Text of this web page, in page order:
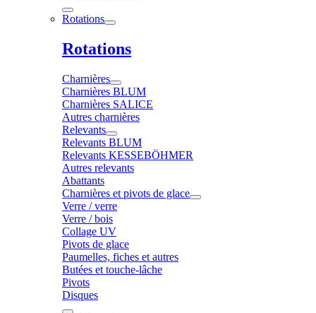
Rotations
Rotations
Charnières
Charnières BLUM
Charnières SALICE
Autres charnières
Relevants
Relevants BLUM
Relevants KESSEBÖHMER
Autres relevants
Abattants
Charnières et pivots de glace
Verre / verre
Verre / bois
Collage UV
Pivots de glace
Paumelles, fiches et autres
Butées et touche-lâche
Pivots
Disques